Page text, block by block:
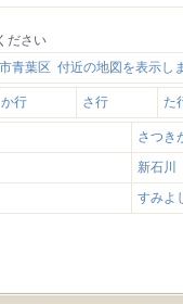
ださい
青葉区 付近の地図を表示し
か行 さ行 た
さつき
新石川
すみよ